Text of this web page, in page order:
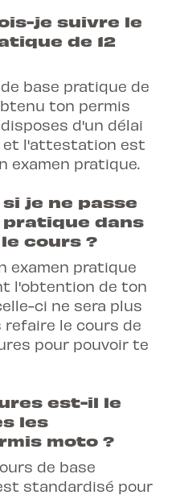
je suivre le
de 12
base pratique de
ton permis
d'un délai
et l'attestation est
examen pratique.
je ne passe
pratique dans
cours ?
examen pratique
l'obtention de ton
ci ne sera plus
refaire le cours de
pour pouvoir te
est-il le
les
moto ?
de base
standardisé pour